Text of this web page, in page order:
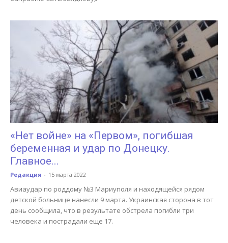
«Нет войне» на «Первом», погибшая
беременная и удар по Донецку.
Главное...
Редакция - 15 марта 2022
Авиаудар по роддому №3 Мариуполя и находящейся рядом
детской больнице нанесли 9 марта. Украинская сторона в тот
день сообщила, что в результате обстрела погибли три
человека и пострадали еще 17.